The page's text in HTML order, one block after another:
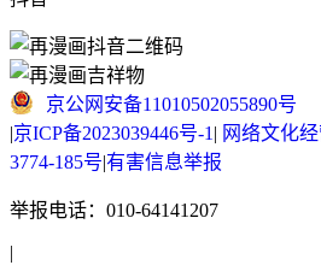
京公网安备11010502055890号
|京ICP备2023039446号-1 | 网络文化
3774-185号|有害信息举报
举报电话：010-64141207
|